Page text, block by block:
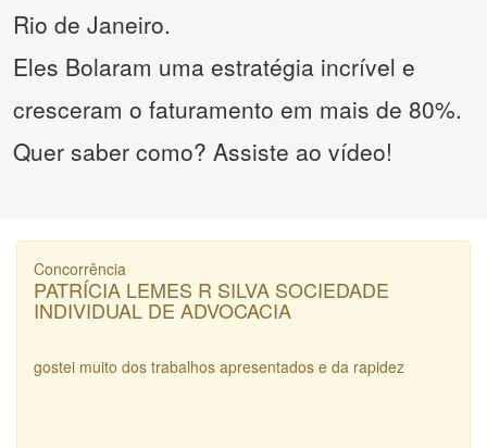
Rio de Janeiro.
Eles Bolaram uma estratégia incrível e
cresceram o faturamento em mais de 80%.
Quer saber como? Assiste ao vídeo!
Concorrência
PATRÍCIA LEMES R SILVA SOCIEDADE
INDIVIDUAL DE ADVOCACIA
gostei muito dos trabalhos apresentados e da rapidez